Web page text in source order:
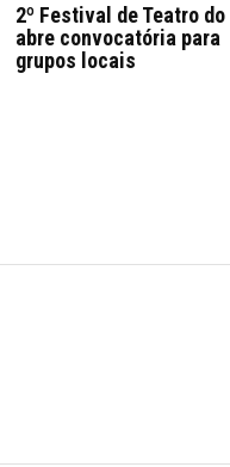
2º Festival de Teatro do
abre convocatória para
grupos locais